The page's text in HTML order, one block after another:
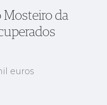
Mosteiro da
euros